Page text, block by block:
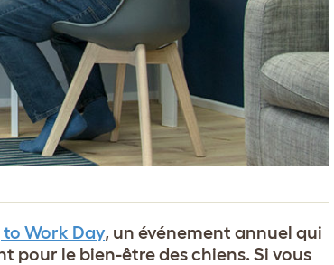
Work Day, un événement annuel qui
pour le bien-être des chiens. Si vous